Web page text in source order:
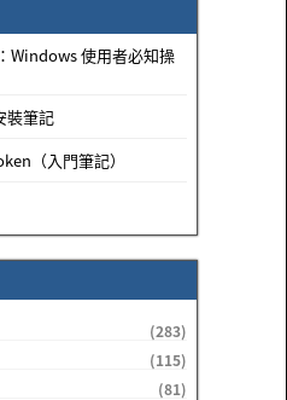
Windows 使用者必知操
裝筆記
（入門筆記）
(283)
(115)
(81)